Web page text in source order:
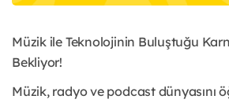
Müzik ile Teknolojinin Buluştuğu
Bekliyor!
Müzik, radyo ve podcast dünyasını